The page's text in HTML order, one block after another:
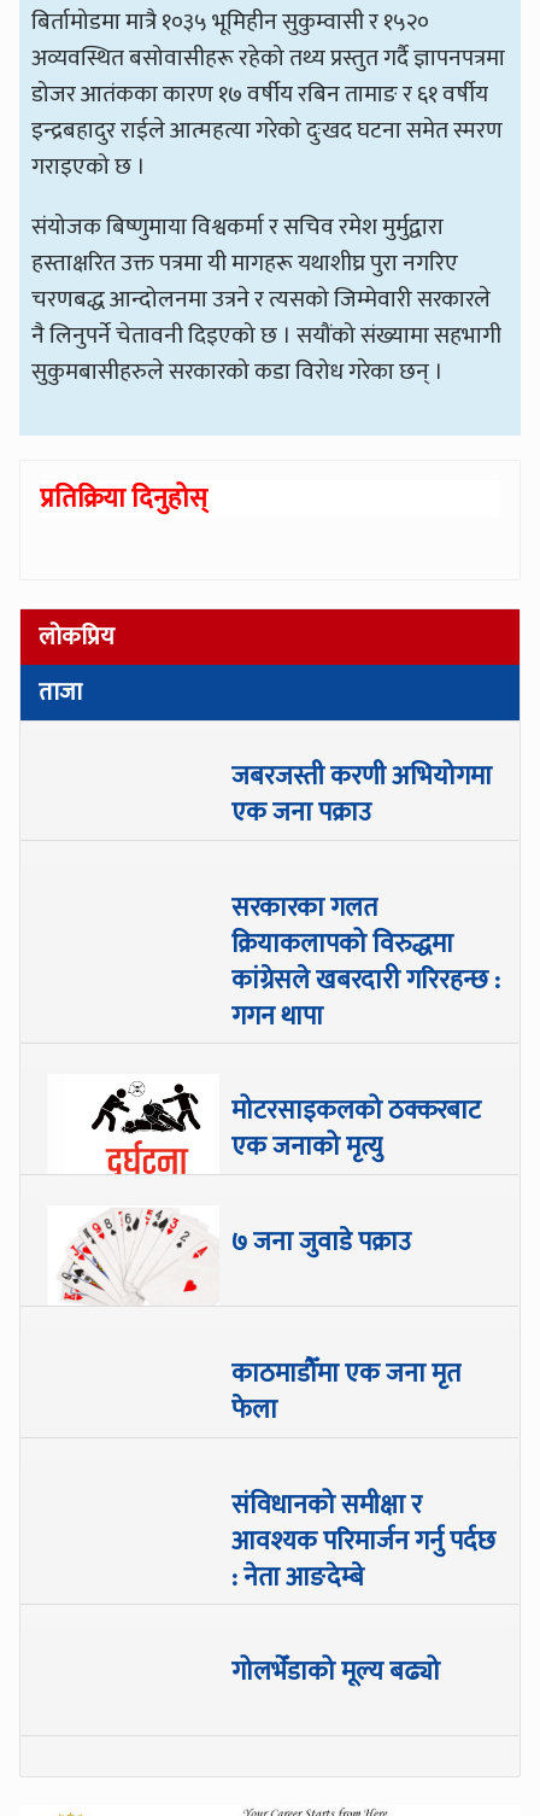
बिर्तामोडमा मात्रै १०३५ भूमिहीन सुकुम्वासी र १५२०
अव्यवस्थित बसोवासीहरू रहेको तथ्य प्रस्तुत गर्दै ज्ञापनपत्रमा
डोजर आतंकका कारण १७ वर्षीय रबिन तामाङ र ६१ वर्षीय
इन्द्रबहादुर राईले आत्महत्या गरेको दुःखद घटना समेत स्मरण
गराइएको छ ।
संयोजक बिष्णुमाया विश्वकर्मा र सचिव रमेश मुर्मुद्वारा
हस्ताक्षरित उक्त पत्रमा यी मागहरू यथाशीघ्र पुरा नगरिए
चरणबद्ध आन्दोलनमा उत्रने र त्यसको जिम्मेवारी सरकारले
नै लिनुपर्ने चेतावनी दिइएको छ । सयौंको संख्यामा सहभागी
सुकुमबासीहरुले सरकारको कडा विरोध गरेका छन् ।
प्रतिक्रिया दिनुहोस्
लोकप्रिय
ताजा
जबरजस्ती करणी अभियोगमा
एक जना पक्राउ
सरकारका गलत
क्रियाकलापको विरुद्धमा
कांग्रेसले खबरदारी गरिरहन्छ :
गगन थापा
मोटरसाइकलको ठक्करबाट
एक जनाको मृत्यु
७ जना जुवाडे पक्राउ
काठमाडौँमा एक जना मृत
फेला
संविधानको समीक्षा र
आवश्यक परिमार्जन गर्नु पर्दछ
: नेता आङदेम्बे
गोलभेँडाको मूल्य बढ्यो